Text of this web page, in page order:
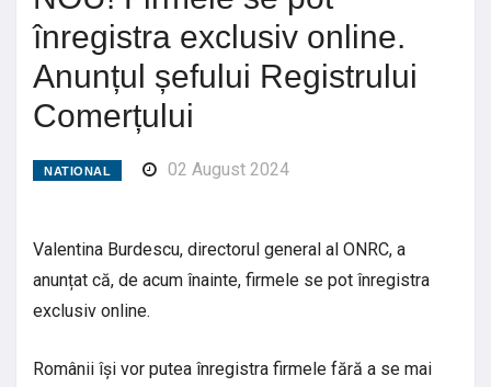
înregistra exclusiv online.
Anunțul șefului Registrului
Comerțului
NATIONAL 02 August 2024
Valentina Burdescu, directorul general al ONRC, a
anunțat că, de acum înainte, firmele se pot înregistra
exclusiv online.
Românii își vor putea înregistra firmele fără a se mai